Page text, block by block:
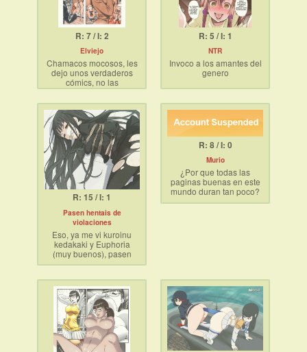
R: 7 / I: 2
Elviejo
Chamacos mocosos, les
dejo unos verdaderos
cómics, no las
pendejadas esas de
hentai, dónde dibujan a
las mujeres con ojos de
sapo
R: 5 / I: 1
NTR
Invoco a los amantes del
genero
R: 15 / I: 1
Pasen hentais de
violaciones
Eso, ya me vi kuroinu
kedakaki y Euphoria
(muy buenos), pasen
animes H buenos asi de
R: 8 / I: 0
Murio
¿Por que todas las
paginas buenas en este
mundo duran tan poco?
¿Por que todo lo que me